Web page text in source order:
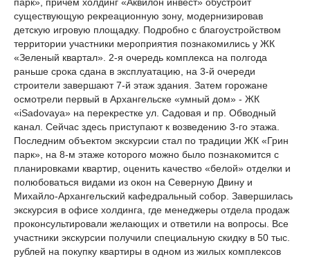
существующую рекреационную зону, модернизировав
детскую игровую площадку. Подробно с благоустройством
территории участники мероприятия познакомились у ЖК
«Зеленый квартал». 2-я очередь комплекса на полгода
раньше срока сдана в эксплуатацию, на 3-й очереди
строители завершают 7-й этаж здания. Затем горожане
осмотрели первый в Архангельске «умный дом» - ЖК
«iSadovaya» на перекрестке ул. Садовая и пр. Обводный
канал. Сейчас здесь приступают к возведению 3-го этажа.
Последним объектом экскурсии стал по традиции ЖК «Грин
парк», на 8-м этаже которого можно было познакомится с
планировками квартир, оценить качество «белой» отделки и
полюбоваться видами из окон на Северную Двину и
Михайло-Архангельский кафедральный собор. Завершилась
экскурсия в офисе холдинга, где менеджеры отдела продаж
проконсультировали желающих и ответили на вопросы. Все
участники экскурсии получили специальную скидку в 50 тыс.
рублей на покупку квартиры в одном из жилых комплексов